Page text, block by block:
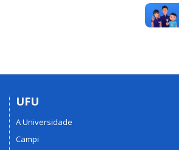
UFU
A Universidade
Campi